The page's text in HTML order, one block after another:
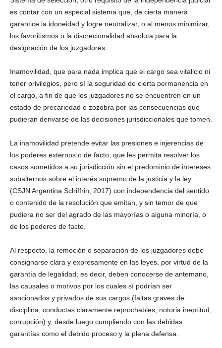
es contar con un especial sistema que, de cierta manera
garantice la idoneidad y logre neutralizar, o al menos minimizar,
los favoritismos o la discrecionalidad absoluta para la
designación de los juzgadores.
Inamovilidad, que para nada implica que el cargo sea vitalicio ni
tener privilegios, pero sí la seguridad de cierta permanencia en
el cargo, a fin de que los juzgadores no se encuentren en un
estado de precariedad o zozobra por las consecuencias que
pudieran derivarse de las decisiones jurisdiccionales que tomen.
La inamovilidad pretende evitar las presiones e injerencias de
los poderes externos o de facto, que les permita resolver los
casos sometidos a su jurisdicción sin el predominio de intereses
subalternos sobre el interés supremo de la justicia y la ley
(CSJN Argentina Schiffrin, 2017) con independencia del sentido
o contenido de la resolución que emitan, y sin temor de que
pudiera no ser del agrado de las mayorías o alguna minoría, o
de los poderes de facto.
Al respecto, la remoción o separación de los juzgadores debe
consignarse clara y expresamente en las leyes, por virtud de la
garantía de legalidad; es decir, deben conocerse de antemano,
las causales o motivos por los cuales sí podrían ser
sancionados y privados de sus cargos (faltas graves de
disciplina, conductas claramente reprochables, notoria ineptitud,
corrupción) y, desde luego cumpliendo con las debidas
garantías como el debido proceso y la plena defensa.